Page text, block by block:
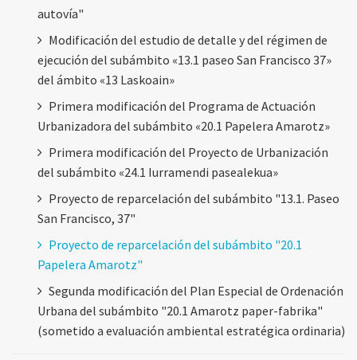
autovía"
Modificación del estudio de detalle y del régimen de
ejecución del subámbito «13.1 paseo San Francisco 37»
del ámbito «13 Laskoain»
Primera modificación del Programa de Actuación
Urbanizadora del subámbito «20.1 Papelera Amarotz»
Primera modificación del Proyecto de Urbanización
del subámbito «24.1 Iurramendi pasealekua»
Proyecto de reparcelación del subámbito "13.1. Paseo
San Francisco, 37"
Proyecto de reparcelación del subámbito "20.1
Papelera Amarotz"
Segunda modificación del Plan Especial de Ordenación
Urbana del subámbito "20.1 Amarotz paper-fabrika"
(sometido a evaluación ambiental estratégica ordinaria)